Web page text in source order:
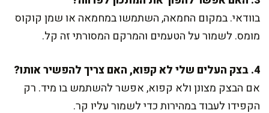
בוודאי. במקום החמאה, השתמשו במחמאה או שמן קוקוס
מומס. לשמור על הטעמים והמרקם המסורתי זה קל.
4. בצק העלים שלי לא קפוא, האם צריך להפשיר אותו?
אם הבצק מצונן ולא קפוא, אפשר להשתמש בו מיד. רק
הקפידו לעבוד במהירות כדי לשמור עליו קר.